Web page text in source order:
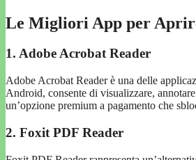
Le Migliori App per
1. Adobe Acrobat Reader
Adobe Acrobat Reader è una delle
Android, consente di visualizzare,
un’opzione premium a pagamento che
2. Foxit PDF Reader